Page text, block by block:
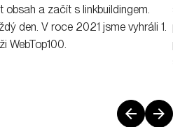
a začít s linkbuildingem.
den. V roce 2021 jsme vyhráli 1.
WebTop100.